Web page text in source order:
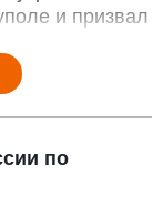
и призвал
по